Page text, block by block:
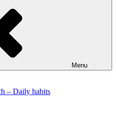
Menu
– Daily habits